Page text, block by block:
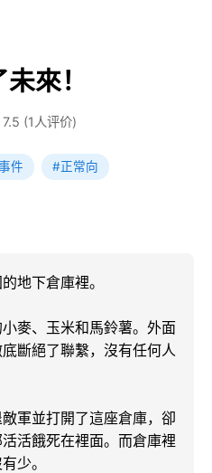
來！
(1人评价)
件 #正常向
地下倉庫裡。
麥、玉米和馬鈴薯。外面
斷絕了聯繫，沒有任何人
軍並打開了這座倉庫，卻
活餓死在裡面。而倉庫裡
少。